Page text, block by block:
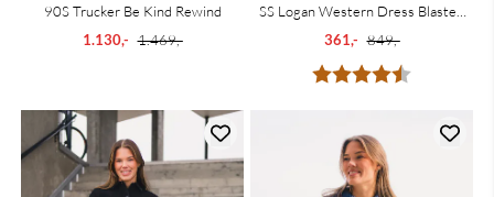
90S Trucker Be Kind Rewind
1.130,- 1.469,-
Karakter:
SS Logan Western Dress Blasted
Stone Dress
361,- 849,-